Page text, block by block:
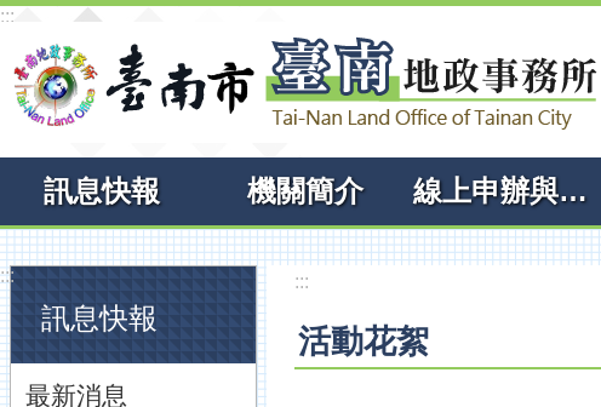
跳到主要內容區塊
:::
訊息快報 機關簡介 線上申辦與查詢
:::
訊息快報
最新消息
:::
活動花絮